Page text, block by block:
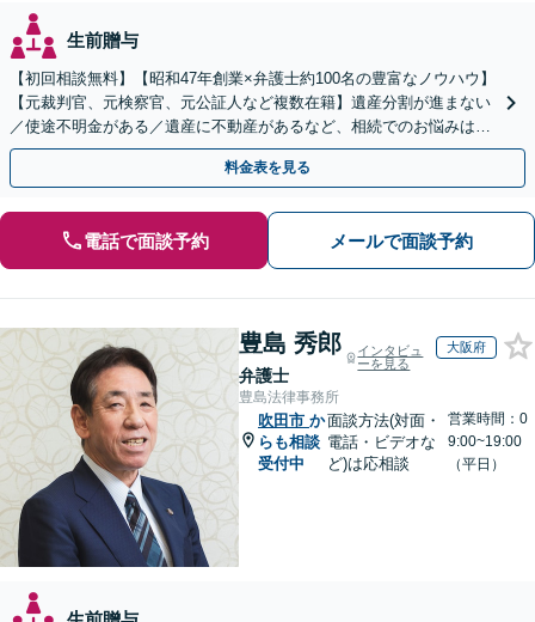
生前贈与
【初回相談無料】【昭和47年創業×弁護士約100名の豊富なノウハウ】
【元裁判官、元検察官、元公証人など複数在籍】遺産分割が進まない
／使途不明金がある／遺産に不動産があるなど、相続でのお悩みはご
相談ください【他士業連携で登記・税も対応】
料金表を見る
電話で面談予約 メールで面談予約
豊島 秀郎
弁護士
インタビュ
ーを見る
大阪府
豊島法律事務所
吹田市 か
らも相談
受付中
面談方法(対面・
電話・ビデオな
ど)は応相談
営業時間：0
9:00~19:00
（平日）